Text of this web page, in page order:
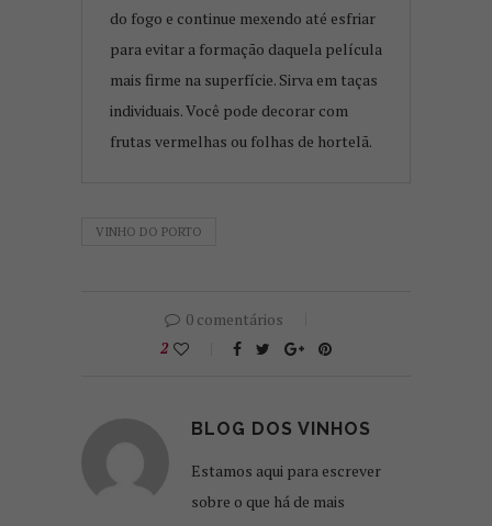
do fogo e continue mexendo até esfriar
para evitar a formação daquela película
mais firme na superfície. Sirva em taças
individuais. Você pode decorar com
frutas vermelhas ou folhas de hortelã.
VINHO DO PORTO
0 comentários
2
BLOG DOS VINHOS
Estamos aqui para escrever
sobre o que há de mais